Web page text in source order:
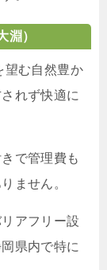
淵）
望む自然豊か
れず快適に
で管理費も
ません。
アフリー設
県内で特に